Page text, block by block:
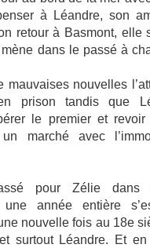
à Léandre, son
retour à Basmont, elle
dans le passé à
mauvaises nouvelles
prison tandis que
le premier et revoir
marché avec
pour Zélie dans
une année entière
nouvelle fois au 18e
surtout Léandre. Et